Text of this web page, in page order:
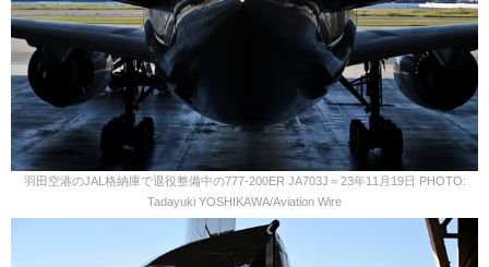
羽田空港のJAL格納庫で退役整備中の777-200ER JA703J＝23年11月19日 PHOTO:
Tadayuki YOSHIKAWA/Aviation Wire